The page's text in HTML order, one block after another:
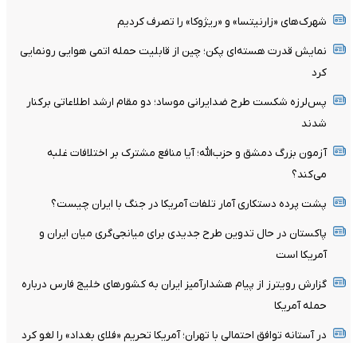
شهرک‌های «زارنیتسا» و «ریژوکا» را تصرف کردیم
نمایش قدرت هسته‌ای پکن؛ چین از قابلیت حمله اتمی هوایی رونمایی
کرد
پس‌لرزه شکست طرح ضدایرانی موساد؛ دو مقام ارشد اطلاعاتی برکنار
شدند
آزمون بزرگ دمشق و حزب‌الله؛ آیا منافع مشترک بر اختلافات غلبه
می‌کند؟
پشت پرده دستکاری آمار تلفات آمریکا در جنگ با ایران چیست؟
پاکستان در حال تدوین طرح جدیدی برای میانجی‌گری میان ایران و
آمریکا است
گزارش رویترز از پیام هشدارآمیز ایران به کشورهای خلیج فارس درباره
حمله آمریکا
در آستانه توافق احتمالی با تهران؛ آمریکا تحریم «فلای بغداد» را لغو کرد